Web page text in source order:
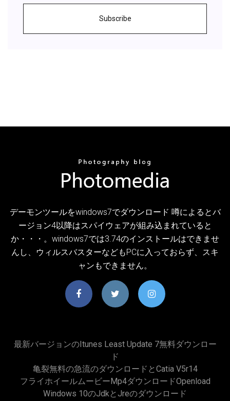
Subscribe
デーモンツールをwindows7でダウンロード 噂によるとバ
ージョン4以降はスパイウェアが組み込まれていると
か・・・。windows7では3.74のインストールはできませ
んし、ウィルスバスターなどもPCに入っておらず、スキ
ャンもできません。
最新バージョンのitunes Least Update 7無料ダウンロー
ド
亀裂無料の急流のダウンロードとcatia V5r14
フライホイールムービーmp4ダウンロードopenload
Windows 10のjdkとjreのダウンロード